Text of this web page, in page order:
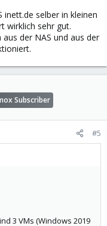
inett.de selber in kleinen
wirklich sehr gut.
der NAS und aus der
Subscriber
#5
3 VMs (Windows 2019